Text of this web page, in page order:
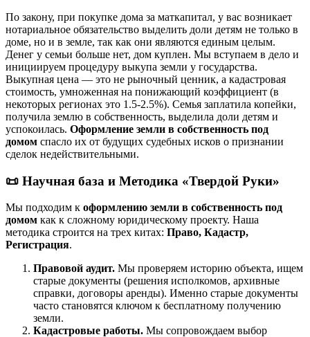
По закону, при покупке дома за маткапитал, у вас возникает
нотариальное обязательство выделить доли детям не только в
доме, но и в земле, так как они являются единым целым.
Денег у семьи больше нет, дом куплен. Мы вступаем в дело и
инициируем процедуру выкупа земли у государства.
Выкупная цена — это не рыночный ценник, а кадастровая
стоимость, умноженная на понижающий коэффициент (в
некоторых регионах это 1.5-2.5%). Семья заплатила копейки,
получила землю в собственность, выделила доли детям и
успокоилась. Оформление земли в собственность под
домом спасло их от будущих судебных исков о признании
сделок недействительными.
📜 Научная база и Методика «Твердой Руки»
Мы подходим к оформлению земли в собственность под
домом как к сложному юридическому проекту. Наша
методика строится на трех китах: Право, Кадастр,
Регистрация.
Правовой аудит. Мы проверяем историю объекта, ищем
старые документы (решения исполкомов, архивные
справки, договоры аренды). Именно старые документы
часто становятся ключом к бесплатному получению
земли.
Кадастровые работы. Мы сопровождаем выбор